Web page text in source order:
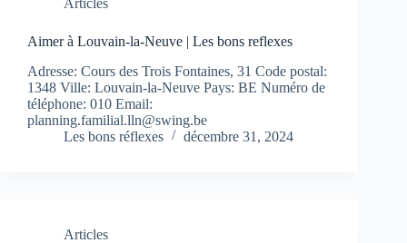
Articles
Aimer à Louvain-la-Neuve | Les bons reflexes
Adresse: Cours des Trois Fontaines, 31 Code postal:
1348 Ville: Louvain-la-Neuve Pays: BE Numéro de
téléphone: 010 Email:
planning.familial.lln@swing.be
Les bons réflexes
décembre 31, 2024
Articles